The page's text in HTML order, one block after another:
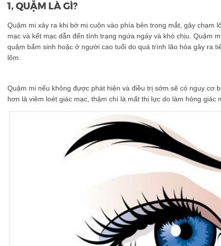
1, QUẶM LÀ GÌ?
Quặm mi xảy ra khi bờ mị cuộn vào phía bên trong mắt, gây chạm
mạc và kết mạc dẫn đến tình trạng ngứa ngáy và khó chịu. Quặm
quặm bẩm sinh hoặc ở người cao tuổi do quá trình lão hóa gây ra
lõm.
Quặm mi nếu không được phát hiện và điều trị sớm sẽ có nguy cơ
hơn là viêm loét giác mạc, thậm chí là mất thị lực do làm hỏng giác